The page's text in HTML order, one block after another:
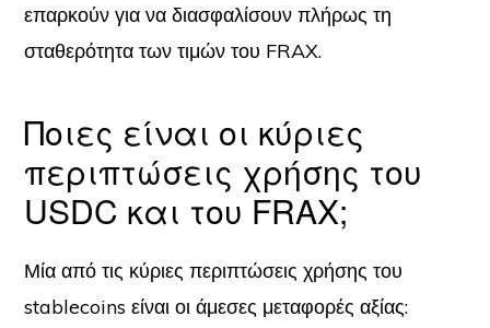
επαρκούν για να διασφαλίσουν πλήρως τη
σταθερότητα των τιμών του FRAX.
Ποιες είναι οι κύριες
περιπτώσεις χρήσης του
USDC και του FRAX;
Μία από τις κύριες περιπτώσεις χρήσης του
stablecoins είναι οι άμεσες μεταφορές αξίας: